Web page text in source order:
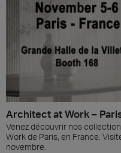
Architect at Work –
Venez découvrir nos
Work de Paris, en France.
novembre.